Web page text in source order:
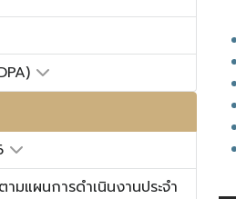
มแผนการดำเนินงานประจำ